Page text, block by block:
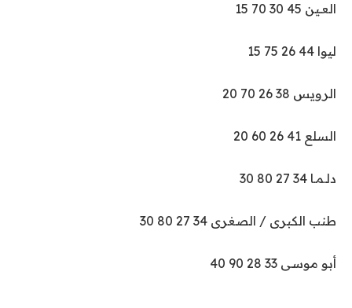
العـين 45 30 70 15
ليوا 44 26 75 15
الرويس 38 26 70 20
السلع 41 26 60 20
دلـمـا 34 27 80 30
طنب الكبرى / الصغرى 34 27 80 30
أبو موسى 33 28 90 40